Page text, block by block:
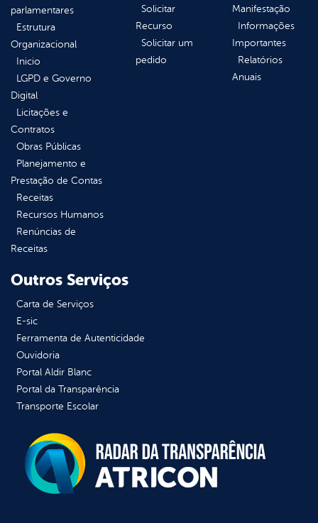
parlamentares
Estrutura
Organizacional
Inicio
LGPD e Governo
Digital
Licitações e
Contratos
Obras Públicas
Planejamento e
Prestação de Contas
Receitas
Recursos Humanos
Renúncias de
Receitas
Solicitar
Recurso
Solicitar um
pedido
Manifestação
Informações
Importantes
Relatórios
Anuais
Outros Serviços
Carta de Serviços
E-sic
Ferramenta de Autenticidade
Ouvidoria
Portal Aldir Blanc
Portal da Transparência
Transporte Escolar